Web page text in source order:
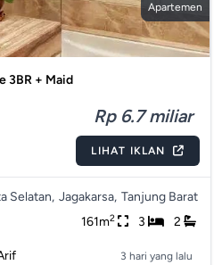
Apartemen
3BR + Maid
Rp 6.7 miliar
LIHAT IKLAN
Selatan, Jagakarsa, Tanjung Barat
161m2 3 2
3 hari yang lalu